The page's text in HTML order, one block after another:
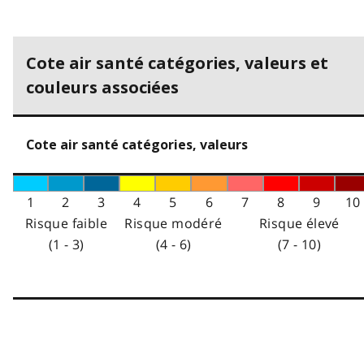
Cote air santé catégories, valeurs et
couleurs associées
Cote air santé catégories, valeurs
1 2 3 4 5 6 7 8 9
10
Risque faible
(1 - 3)
Risque modéré
(4 - 6)
Risque élevé
(7 - 10)